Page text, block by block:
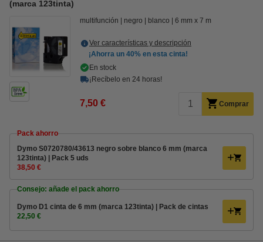
(marca 123tinta)
multifunción negro blanco 6 mm x 7 m
Ver características y descripción
¡Ahorra un 40% en esta cinta!
En stock
¡Recíbelo en 24 horas!
7,50 € Comprar
Pack ahorro
Dymo S0720780/43613 negro sobre blanco 6 mm (marca
123tinta) | Pack 5 uds
38,50 €
Consejo: añade el pack ahorro
Dymo D1 cinta de 6 mm (marca 123tinta) | Pack de cintas
22,50 €